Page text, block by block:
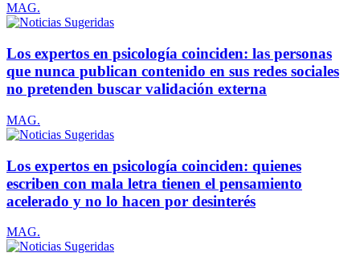
MAG.
Los expertos en psicología coinciden: las personas
que nunca publican contenido en sus redes sociales
no pretenden buscar validación externa
MAG.
Los expertos en psicología coinciden: quienes
escriben con mala letra tienen el pensamiento
acelerado y no lo hacen por desinterés
MAG.